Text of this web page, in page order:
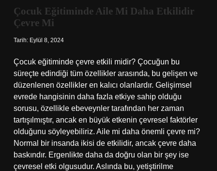
Çocuk Eğitiminde Aile Mi Daha Etkilidir
Çevre Mi
Tarih: Eylül 8, 2024
Çocuk eğitiminde çevre etkili midir? Çocuğun bu
süreçte edindiği tüm özellikler arasında, bu gelişen ve
düzenlenen özellikler en kalıcı olanlardır. Gelişimsel
evrede hangisinin daha fazla etkiye sahip olduğu
sorusu, özellikle ebeveynler tarafından her zaman
tartışılmıştır, ancak en büyük etkenin çevresel faktörler
olduğunu söyleyebiliriz. Aile mi daha önemli çevre mi?
Normal bir insanda ikisi de etkilidir, ancak çevre daha
baskındır. Ergenlikte daha da doğru olan bir şey ise
çevresel etki olgusudur. Aslında bu, yetiştirilme